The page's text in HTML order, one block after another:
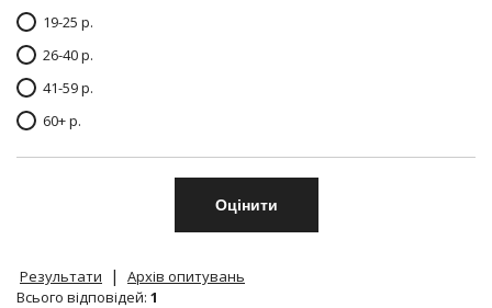
19-25 р.
26-40 р.
41-59 р.
60+ р.
Результати |
Архів опитувань
Всього відповідей: 1